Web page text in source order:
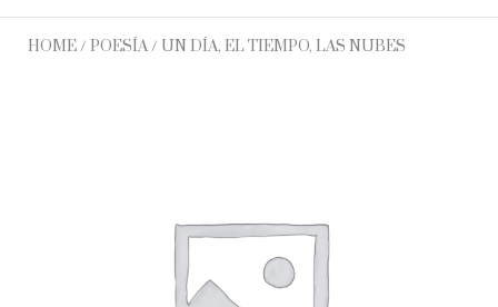
HOME/ POESÍA/ UN DÍA, EL TIEMPO, LAS NUBES